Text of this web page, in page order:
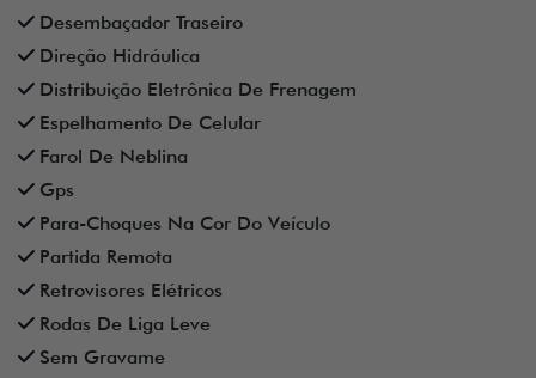
Desembaçador Traseiro
Direção Hidráulica
Distribuição Eletrônica De Frenagem
Espelhamento De Celular
Farol De Neblina
Gps
Para-Choques Na Cor Do Veículo
Partida Remota
Retrovisores Elétricos
Rodas De Liga Leve
Sem Gravame